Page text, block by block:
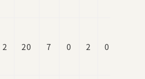
2 20 7 0 2 0